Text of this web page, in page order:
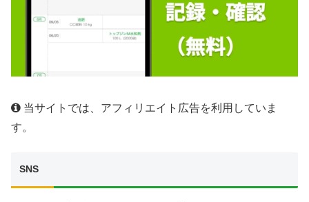
当サイトでは、アフィリエイト広告を利用していま
す。
SNS